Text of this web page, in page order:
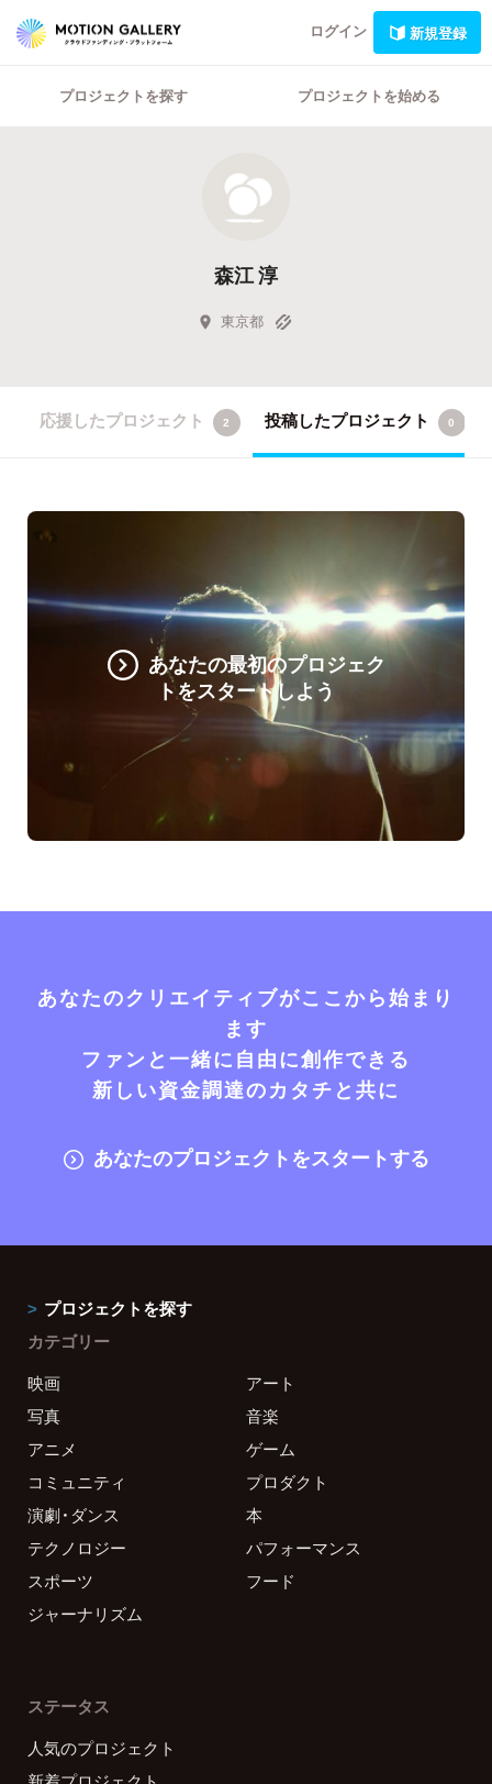
ログイン 新規登録
プロジェクトを探す プロジェクトを始める
森江 淳
東京都
応援したプロジェクト 2 投稿したプロジェクト 0
あなたの最初のプロジェク
トをスタートしよう
あなたのクリエイティブがここから始まり
ます
ファンと一緒に自由に創作できる
新しい資金調達のカタチと共に
あなたのプロジェクトをスタートする
プロジェクトを探す
カテゴリー
映画
アート
写真
音楽
アニメ
ゲーム
コミュニティ
プロダクト
演劇・ダンス
本
テクノロジー
パフォーマンス
スポーツ
フード
ジャーナリズム
ステータス
人気のプロジェクト